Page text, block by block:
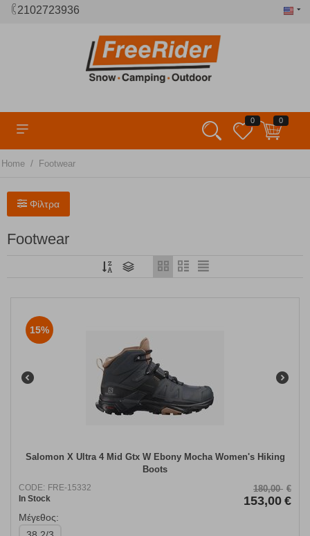
2102723936
0 0
Home / Footwear
Φίλτρα
Footwear
15%
Salomon X Ultra 4 Mid Gtx W Ebony Mocha Women's Hiking
Boots
CODE: FRE-15332
In Stock
180,00 €
153,00 €
Μέγεθος: